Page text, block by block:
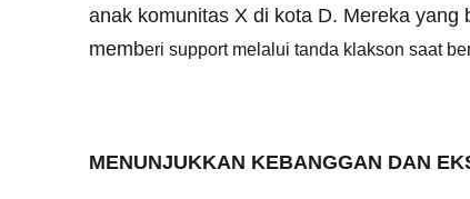
anak komunitas X di kota D. Mereka
memberi support melalui tanda klakson saat
MENUNJUKKAN KEBANGGAN DAN